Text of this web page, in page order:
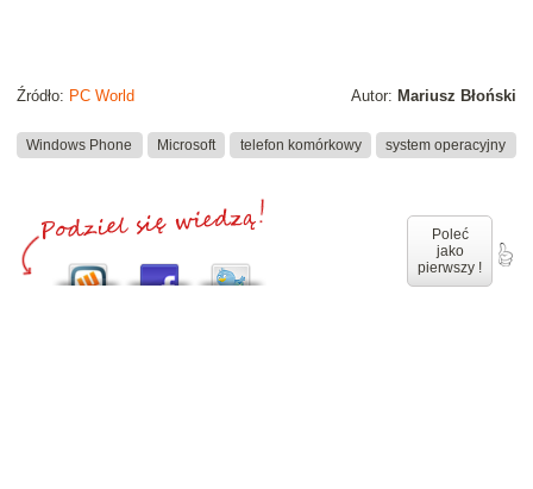
Autor: Mariusz Błoński
Źródło: PC World
Windows Phone Microsoft telefon komórkowy system operacyjny
Poleć
jako
pierwszy !